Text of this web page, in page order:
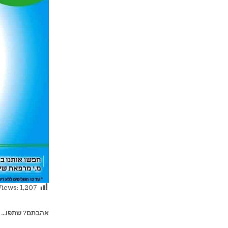
1,207
אהבתם? שתפו...